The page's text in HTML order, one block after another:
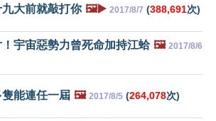
大前就敲打你 🖼️▶️ 2017/8/7 (388,691次)
宇宙惡勢力曾死命加持江蛤 🖼️ 2017/8/6
能連任一屆 🖼️ 2017/8/5 (264,078次)